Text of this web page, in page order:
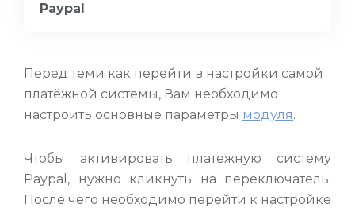
Paypal
Перед теми как перейти в настройки самой
платёжной системы, Вам необходимо
настроить основные параметры модуля.
Чтобы активировать платежную систему
Paypal, нужно кликнуть на переключатель.
После чего необходимо перейти к настройке